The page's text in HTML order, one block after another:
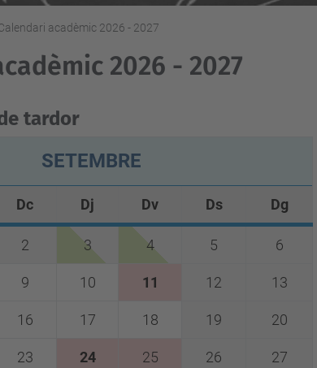
acadèmic 2026 - 2027
2026 - 2027
tardor
SETEMBRE
Dc Dj Dv Ds Dg
2 3 4 5 6
9 10 11 12 13
16 17 18 19 20
23 24 25 26 27